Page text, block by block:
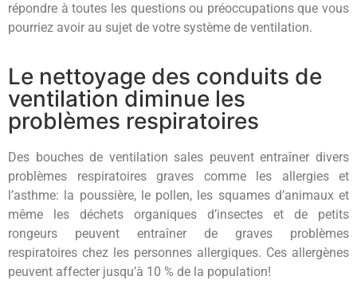
répondre à toutes les questions ou préoccupations que vous
pourriez avoir au sujet de votre système de ventilation.
Le nettoyage des conduits de
ventilation diminue les
problèmes respiratoires
Des bouches de ventilation sales peuvent entraîner divers
problèmes respiratoires graves comme les allergies et
l’asthme: la poussière, le pollen, les squames d’animaux et
même les déchets organiques d’insectes et de petits
rongeurs peuvent entraîner de graves problèmes
respiratoires chez les personnes allergiques. Ces allergènes
peuvent affecter jusqu’à 10 % de la population!